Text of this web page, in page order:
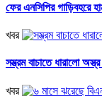
ফের এনসিপির গাড়িবহরে
খবর
সম্ভ্রম বাচাতে ধারালো
খবর